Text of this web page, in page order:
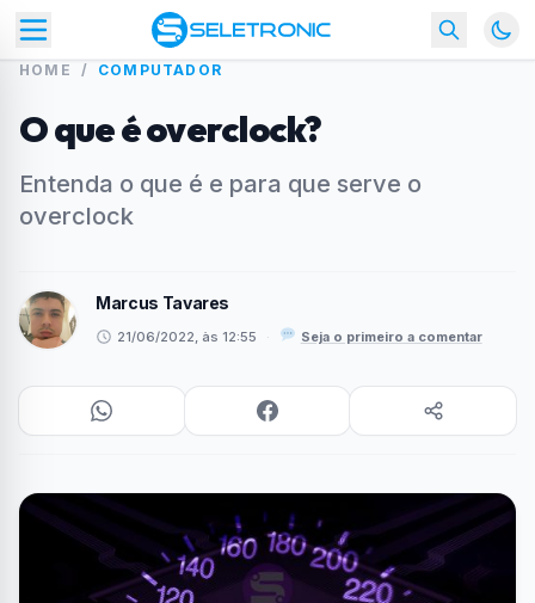
HOME / COMPUTADOR
O que é overclock?
Entenda o que é e para que serve o
overclock
Marcus Tavares
21/06/2022, às 12:55 · Seja o primeiro a comentar